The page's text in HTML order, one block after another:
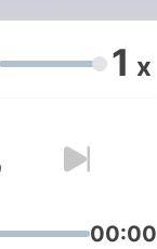
1 x
00:00